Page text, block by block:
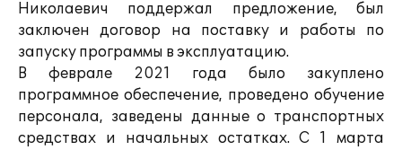
Николаевич поддержал предложение, был
заключен договор на поставку и работы по
запуску программы в эксплуатацию.
В феврале 2021 года было закуплено
программное обеспечение, проведено обучение
персонала, заведены данные о транспортных
средствах и начальных остатках. С 1 марта